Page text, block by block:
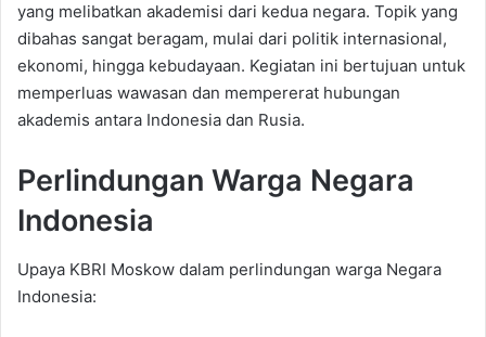
yang melibatkan akademisi dari kedua negara. Topik yang
dibahas sangat beragam, mulai dari politik internasional,
ekonomi, hingga kebudayaan. Kegiatan ini bertujuan untuk
memperluas wawasan dan mempererat hubungan
akademis antara Indonesia dan Rusia.
Perlindungan Warga Negara
Indonesia
Upaya KBRI Moskow dalam perlindungan warga Negara
Indonesia: